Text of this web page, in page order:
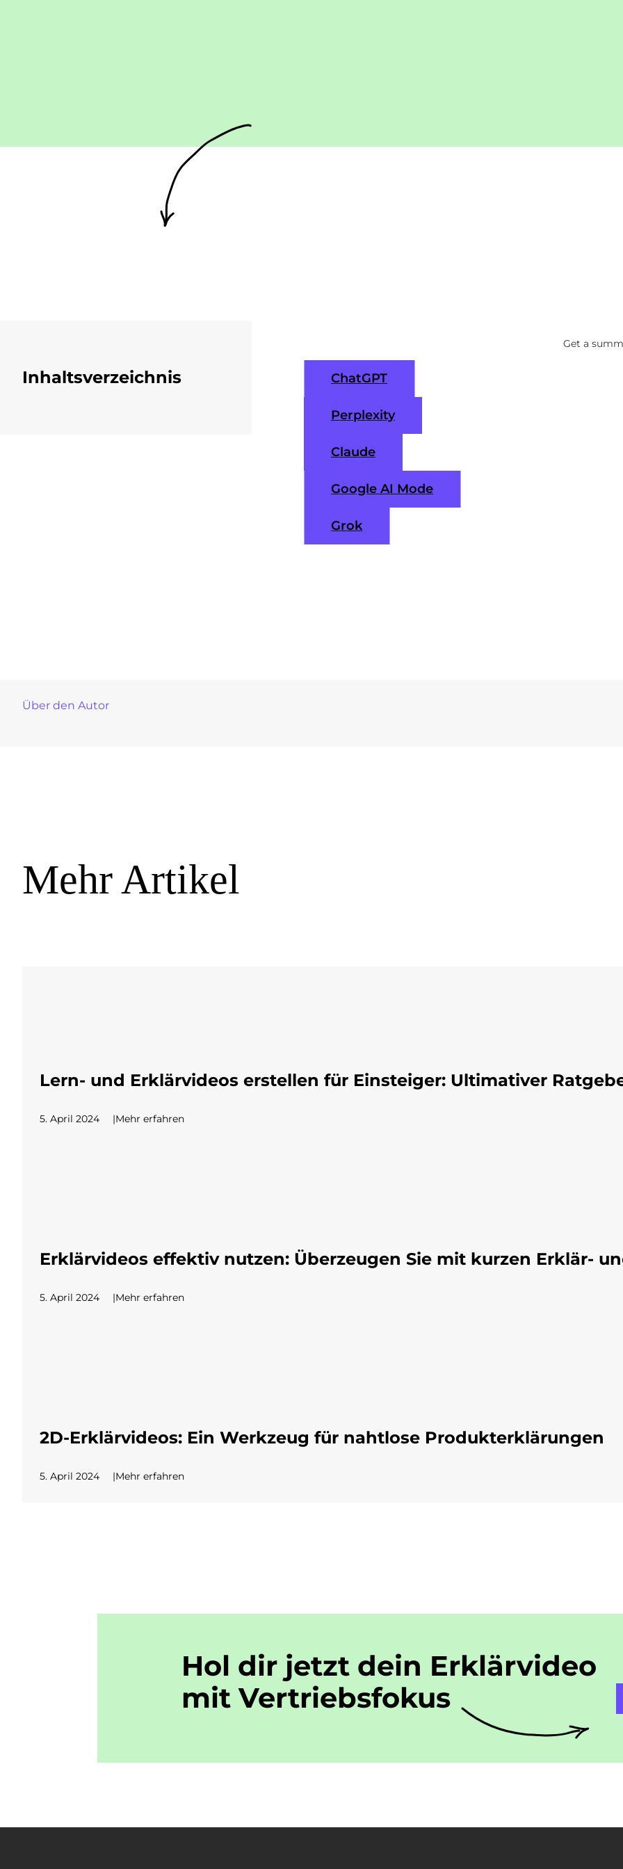
Inhaltsverzeichnis
Get a
ChatGPT
Perplexity
Claude
Google AI Mode
Grok
Über den Autor
Mehr Artikel
Lern- und Erklärvideos erstellen für Einsteiger: Ultimativer
5. April 2024 Mehr erfahren
Erklärvideos effektiv nutzen: Überzeugen Sie mit kurzen Erklär-
5. April 2024 Mehr erfahren
2D-Erklärvideos: Ein Werkzeug für nahtlose Produkterklärungen
5. April 2024 Mehr erfahren
Hol dir jetzt dein Erklärvideo
mitVertriebsfokus